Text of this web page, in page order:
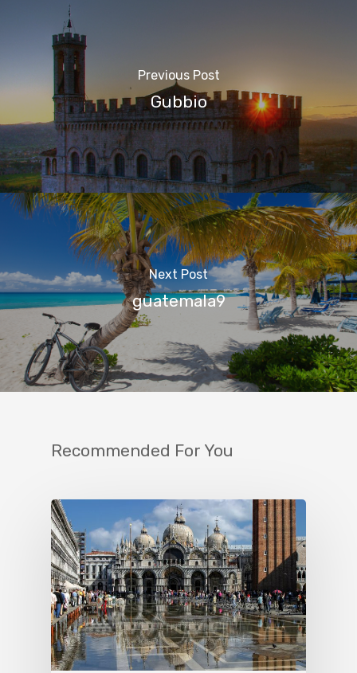
Previous Post
Gubbio
Next Post
guatemala9
Recommended For You